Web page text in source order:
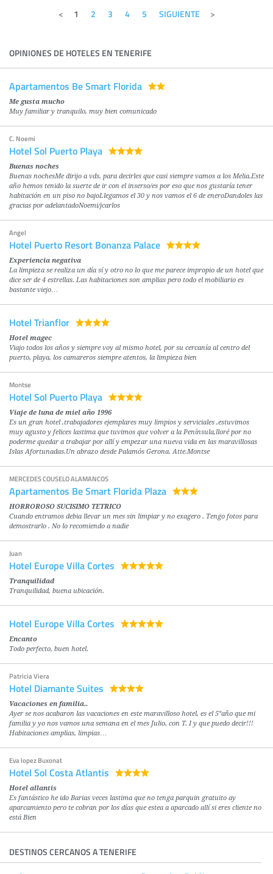
1 2 3 4 5 SIGUIENTE
OPINIONES DE HOTELES EN TENERIFE
Apartamentos Be Smart Florida
Me gusta mucho
Muy familiar y tranquilo, muy bien comunicado
C. Noemi
Hotel Sol Puerto Playa
Buenas noches
Buenas nochesMe dirijo a vds, para decirles que casi siempre vamos a los Melia.Este
año hemos tenido la suerte de ir con el inserso/es por eso que nos gustaría tener
habitación en un piso no bajoLlegamos el 30 y nos vamos el 6 de eneroDandoles las
gracias por adelantadoNoemi/jcarlos
Angel
Hotel Puerto Resort Bonanza Palace
Experiencia negativa
La limpieza se realiza un día sí y otro no lo que me parece impropio de un hotel que
dice ser de 4 estrellas. Las habitaciones son amplias pero todo el mobiliario es
bastante viejo…
Hotel Trianflor
Hotel magec
Viajo todos los años y siempre voy al mismo hotel, por su cercanía al centro del
puerto, playa, los camareros siempre atentos, la limpieza bien
Montse
Hotel Sol Puerto Playa
Viaje de luna de miel año 1996
Es un gran hotel ,trabajadores ejemplares muy limpios y serviciales ,estuvimos
muy agusto y felices lastima que tuvimos que volver a la Península,lloré por no
poderme quedar a trabajar por allí y empezar una nueva vida en las maravillosas
Islas Afortunadas.Un abrazo desde Palamós Gerona. Atte.Montse
MERCEDES COUSELO ALAMANCOS
Apartamentos Be Smart Florida Plaza
HORROROSO SUCISIMO TETRICO
Cuando entramos debia llevar un mes sin limpiar y no exagero . Tengo fotos para
demostrarlo . No lo recomiendo a nadie
Juan
Hotel Europe Villa Cortes
Tranquilidad
Tranquilidad, buena ubicación.
Hotel Europe Villa Cortes
Encanto
Todo perfecto, buen hotel.
Patricia Viera
Hotel Diamante Suites
Vacaciones en familia..
Ayer se nos acabaron las vacaciones en este maravilloso hotel, es el 5°año que mi
familia y yo nos vamos una semana en el mes Julio, con T. I y que puedo decir!!!
Habitaciones amplias, limpias…
Eva lopez Buxonat
Hotel Sol Costa Atlantis
Hotel allantis
Es fantástico he ido Barias veces lastima que no tenga parquin gratuito ay
aparcamiento pero te cobran por los días que estea a aparcado allí si eres cliente no
está Bien
DESTINOS CERCANOS A TENERIFE